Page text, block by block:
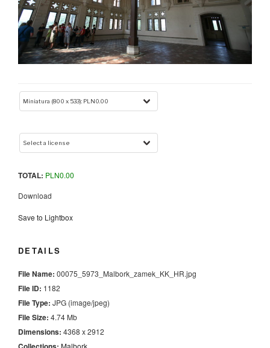
TOTAL: PLN0.00
Download
Save to Lightbox
DETAILS
File Name: 00075_5973_Malbork_zamek_KK_HR.jpg
File ID: 1182
File Type: JPG (image/jpeg)
File Size: 4.74 Mb
Dimensions: 4368 x 2912
Malbork